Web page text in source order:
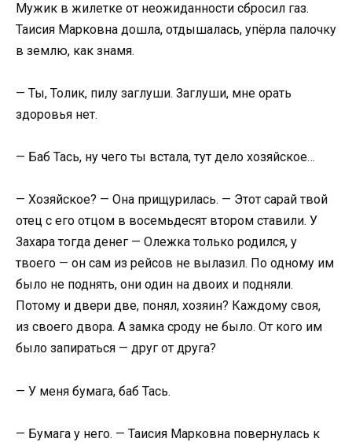
Мужик в жилетке от неожиданности сбросил газ.
Таисия Марковна дошла, отдышалась, упёрла палочку
в землю, как знамя.
— Ты, Толик, пилу заглуши. Заглуши, мне орать
здоровья нет.
— Баб Тась, ну чего ты встала, тут дело хозяйское…
— Хозяйское? — Она прищурилась. — Этот сарай твой
отец с его отцом в восемьдесят втором ставили. У
Захара тогда денег — Олежка только родился, у
твоего — он сам из рейсов не вылазил. По одному им
было не поднять, они один на двоих и подняли.
Потому и двери две, понял, хозяин? Каждому своя,
из своего двора. А замка сроду не было. От кого им
было запираться — друг от друга?
— У меня бумага, баб Тась.
— Бумага у него. — Таисия Марковна повернулась к